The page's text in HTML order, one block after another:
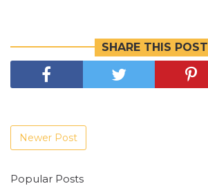
SHARE THIS POST
Newer Post
Popular Posts